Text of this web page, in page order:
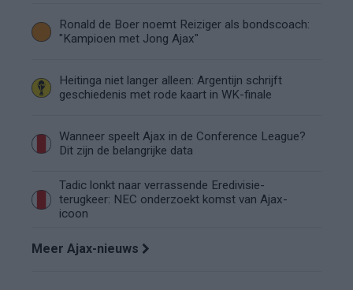
Ronald de Boer noemt Reiziger als bondscoach:
"Kampioen met Jong Ajax"
Heitinga niet langer alleen: Argentijn schrijft
geschiedenis met rode kaart in WK-finale
Wanneer speelt Ajax in de Conference League?
Dit zijn de belangrijke data
Tadic lonkt naar verrassende Eredivisie-
terugkeer: NEC onderzoekt komst van Ajax-
icoon
Meer Ajax-nieuws